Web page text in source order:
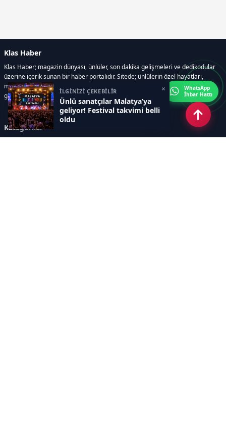
İLGİNİZİ ÇEKEBİLİR
Ünlü sanatçılar Malatya’ya
geliyor! Festival takvimi belli
oldu
×
Klas Haber
Klas Haber; magazin dünyası, ünlüler, son dakika gelişmeleri ve dedikodular
üzerine içerik sunan bir haber portalıdır. Sitede; ünlülerin özel hayatları,
magazin gündemi, röportajlar, fotoğraf ve video galerileri, resmi ilanlar, e-
gazete gibi geniş bir içerik yelpazesi bulunur.
Kategoriler
WhatsApp
İhbar Hattı